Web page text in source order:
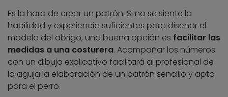
Es la hora de crear un patrón. Si no se siente la
habilidad y experiencia suficientes para diseñar el
modelo del abrigo, una buena opción es facilitar las
medidas a una costurera. Acompañar los números
con un dibujo explicativo facilitará al profesional de
la aguja la elaboración de un patrón sencillo y apto
para el perro.